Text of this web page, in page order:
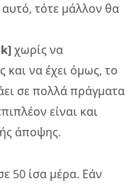
αυτό, τότε μάλλον θα
χωρίς να
και να έχει όμως, το
σε πολλά πράγματα
είναι και
άποψης.
50 ίσα μέρα. Εάν